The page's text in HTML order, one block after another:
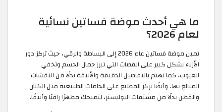
ما هي أحدث موضة فساتين نسائية
لعام 2026؟
تميل موضة فساتين عام 2026 إلى البساطة والرقي، حيث تركز دور
الأزياء بشكل كبير على القصات التي تبرز جمال الجسم وتخفي
العيوب، كما تهتم بالتفاصيل الدقيقة والأنيقة بدلًا من النقشات
المبالغ بها، وأيضًا تركز المصانع على الخامات الطبيعية مثل الكتان
والقطن بدلًا من مشتقات البوليستر، لتمنحكِ مظهرًا راقيًا وأنيقًا.